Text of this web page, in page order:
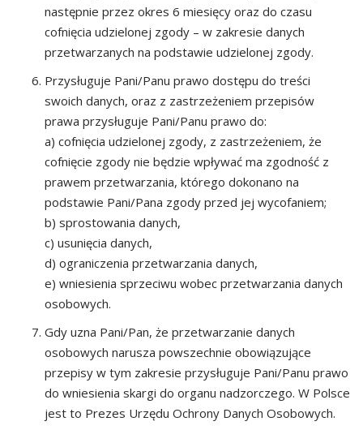
następnie przez okres 6 miesięcy oraz do czasu
cofnięcia udzielonej zgody – w zakresie danych
przetwarzanych na podstawie udzielonej zgody.
Przysługuje Pani/Panu prawo dostępu do treści
swoich danych, oraz z zastrzeżeniem przepisów
prawa przysługuje Pani/Panu prawo do:
a) cofnięcia udzielonej zgody, z zastrzeżeniem, że
cofnięcie zgody nie będzie wpływać ma zgodność z
prawem przetwarzania, którego dokonano na
podstawie Pani/Pana zgody przed jej wycofaniem;
b) sprostowania danych,
c) usunięcia danych,
d) ograniczenia przetwarzania danych,
e) wniesienia sprzeciwu wobec przetwarzania danych
osobowych.
Gdy uzna Pani/Pan, że przetwarzanie danych
osobowych narusza powszechnie obowiązujące
przepisy w tym zakresie przysługuje Pani/Panu prawo
do wniesienia skargi do organu nadzorczego. W Polsce
jest to Prezes Urzędu Ochrony Danych Osobowych.